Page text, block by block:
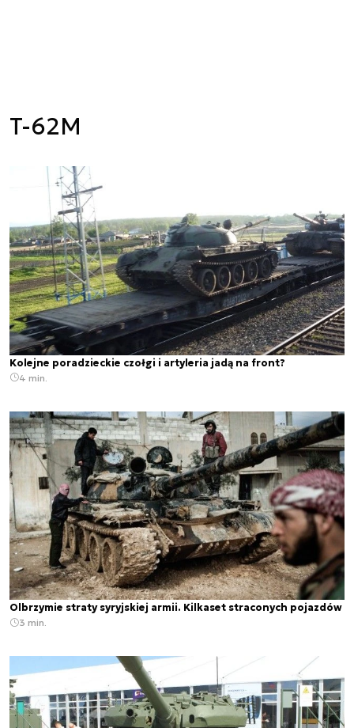
T-62M
Kolejne poradzieckie czołgi i artyleria jadą na front?
4 min.
Olbrzymie straty syryjskiej armii. Kilkaset straconych pojazdów
3 min.